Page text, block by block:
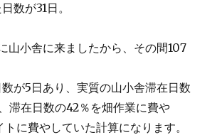
数が31日。
山小舎に来ましたから、その間107
が5日あり、実質の山小舎滞在日数
滞在日数の42％を畑作業に費や
に費やしていた計算になります。